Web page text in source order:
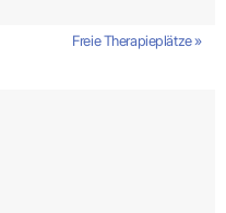
Freie Therapieplätze »